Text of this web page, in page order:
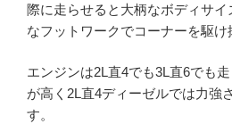
際に走らせると大柄なボディサ
なフットワークでコーナーを駆け
エンジンは2L直4でも3L直6でも
が高く2L直4ディーゼルでは力強
す。